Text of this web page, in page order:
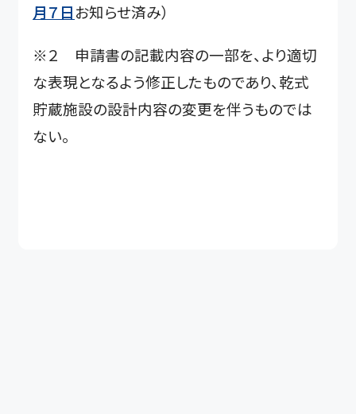
月７日お知らせ済み）
※２ 申請書の記載内容の一部を、より適切
な表現となるよう修正したものであり、乾式
貯蔵施設の設計内容の変更を伴うものでは
ない。